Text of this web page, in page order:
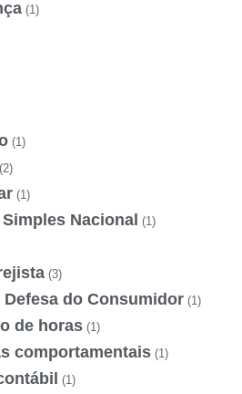
(1)
(1)
(2)
(1)
Nacional (1)
(3)
do Consumidor (1)
de horas (1)
comportamentais (1)
(1)